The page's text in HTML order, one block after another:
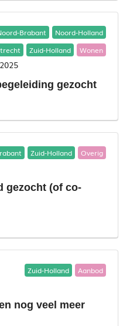
Brabant
Noord-Holland
Zuid-Holland Wonen
gezocht
Zuid-Holland Overig
gezocht (of co-
Zuid-Holland Aanbod
nog veel meer